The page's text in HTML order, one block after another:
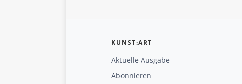
KUNST:ART
Aktuelle Ausgabe
Abonnieren